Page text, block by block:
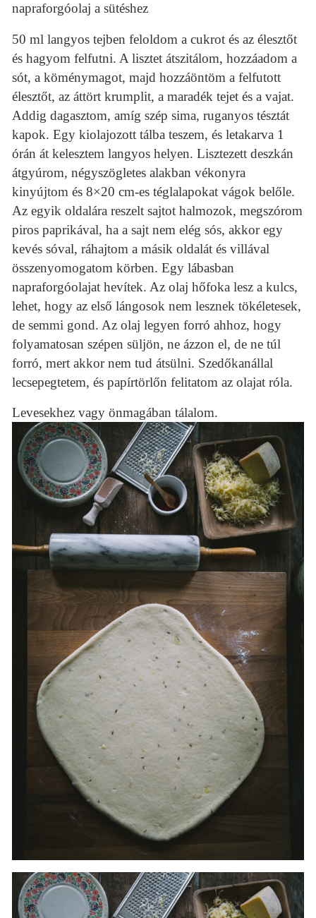
napraforgóolaj a sütéshez
50 ml langyos tejben feloldom a cukrot és az élesztőt
és hagyom felfutni. A lisztet átszitálom, hozzáadom a
sót, a köménymagot, majd hozzáöntöm a felfutott
élesztőt, az áttört krumplit, a maradék tejet és a vajat.
Addig dagasztom, amíg szép sima, ruganyos tésztát
kapok. Egy kiolajozott tálba teszem, és letakarva 1
órán át kelesztem langyos helyen. Lisztezett deszkán
átgyúrom, négyszögletes alakban vékonyra
kinyújtom és 8×20 cm-es téglalapokat vágok belőle.
Az egyik oldalára reszelt sajtot halmozok, megszórom
piros paprikával, ha a sajt nem elég sós, akkor egy
kevés sóval, ráhajtom a másik oldalát és villával
összenyomogatom körben. Egy lábasban
napraforgóolajat hevítek. Az olaj hőfoka lesz a kulcs,
lehet, hogy az első lángosok nem lesznek tökéletesek,
de semmi gond. Az olaj legyen forró ahhoz, hogy
folyamatosan szépen süljön, ne ázzon el, de ne túl
forró, mert akkor nem tud átsülni. Szedőkanállal
lecsepegtetem, és papírtörlőn felitatom az olajat róla.
Levesekhez vagy önmagában tálalom.